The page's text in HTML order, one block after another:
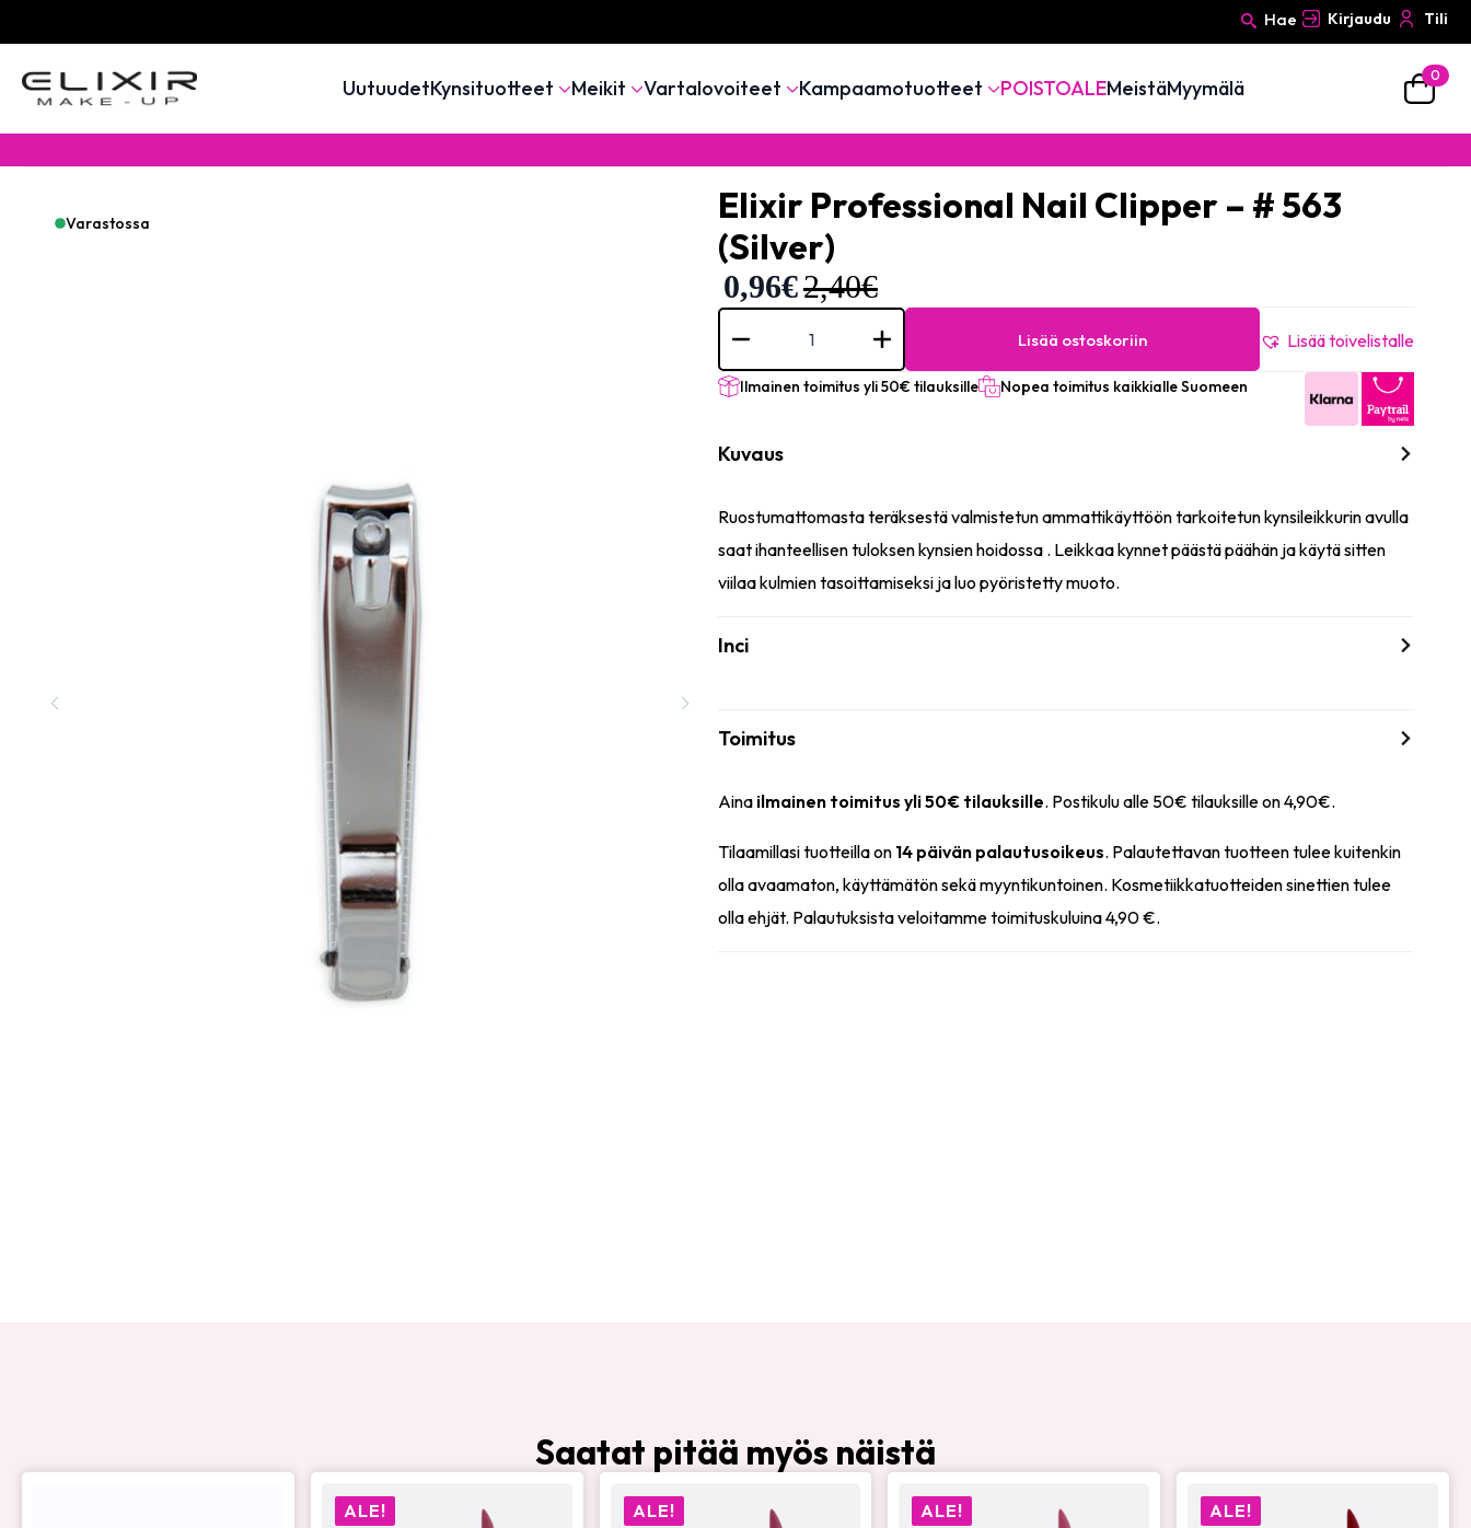
Search
Hae Kirjaudu Tili
UutuudetKynsituotteet Meikit Vartalovoiteet Kampaamotuotteet POISTOALEMeistäMyymälä
0
Varastossa
Elixir Professional Nail Clipper – # 563
(Silver)
2,40€
0,96€
Elixir
Professional
Clipper
-
#
määrä
Lisää ostoskoriin Lisää toivelistalle
Ilmainen toimitus yli 50€ tilauksille Nopea toimitus kaikkialle Suomeen
Kuvaus
Ruostumattomasta teräksestä valmistetun ammattikäyttöön tarkoitetun kynsileikkurin avulla
saat ihanteellisen tuloksen kynsien hoidossa . Leikkaa kynnet päästä päähän ja käytä sitten
viilaa kulmien tasoittamiseksi ja luo pyöristetty muoto.
Inci
Toimitus
Aina ilmainen toimitus yli 50€ tilauksille. Postikulu alle 50€ tilauksille on 4,90€.
Tilaamillasi tuotteilla on 14 päivän palautusoikeus. Palautettavan tuotteen tulee kuitenkin
olla avaamaton, käyttämätön sekä myyntikuntoinen. Kosmetiikkatuotteiden sinettien tulee
olla ehjät. Palautuksista veloitamme toimituskuluina 4,90 €.
Saatat pitää myös näistä
ALE! ALE! ALE! ALE!